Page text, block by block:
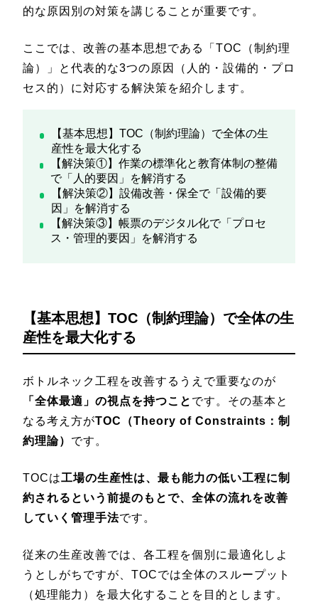
的な原因別の対策を講じることが重要です。
ここでは、改善の基本思想である「TOC（制約理
論）」と代表的な3つの原因（人的・設備的・プロ
セス的）に対応する解決策を紹介します。
【基本思想】TOC（制約理論）で全体の生
産性を最大化する
【解決策①】作業の標準化と教育体制の整備
で「人的要因」を解消する
【解決策②】設備改善・保全で「設備的要
因」を解消する
【解決策③】帳票のデジタル化で「プロセ
ス・管理的要因」を解消する
【基本思想】TOC（制約理論）で全体の生
産性を最大化する
ボトルネック工程を改善するうえで重要なのが
「全体最適」の視点を持つこと です。その基本と
なる考え方がTOC（Theory of Constraints：制
約理論） です。
TOCは工場の生産性は、最も能力の低い工程に制
約されるという前提のもとで、全体の流れを改善
していく管理手法です。
従来の生産改善では、各工程を個別に最適化しよ
うとしがちですが、TOCでは全体のスループット
（処理能力）を最大化することを目的とします。